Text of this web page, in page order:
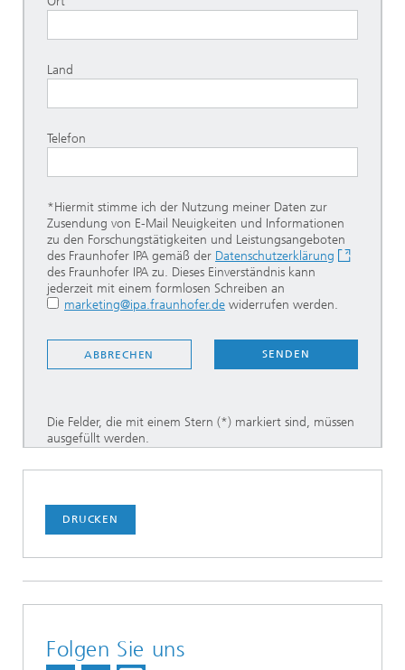
Land
Telefon
*Hiermit stimme ich der Nutzung meiner Daten zur
Zusendung von E-Mail Neuigkeiten und Informationen
zu den Forschungstätigkeiten und Leistungsangeboten
des Fraunhofer IPA gemäß der Datenschutzerklärung
des Fraunhofer IPA zu. Dieses Einverständnis kann
jederzeit mit einem formlosen Schreiben an
marketing@ipa.fraunhofer.de widerrufen werden.
SENDEN
ABBRECHEN
Die Felder, die mit einem Stern (*) markiert sind, müssen
ausgefüllt werden.
DRUCKEN
Folgen Sie uns